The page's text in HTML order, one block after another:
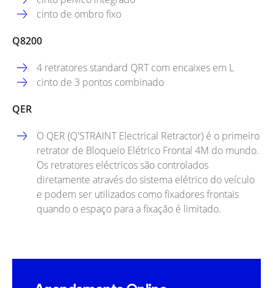
cinto de ombro fixo
Q8200
4 retratores standard QRT com encaixes em L
cinto de 3 pontos combinado
QER
O QER (Q'STRAINT Electrical Retractor) é o primeiro
retrator de Bloqueio Elétrico Frontal 4M do mundo.
Os retratores eléctricos são controlados
diretamente através do sistema elétrico do veículo
e podem ser utilizados como fixadores frontais
quando o espaço para a fixação é limitado.